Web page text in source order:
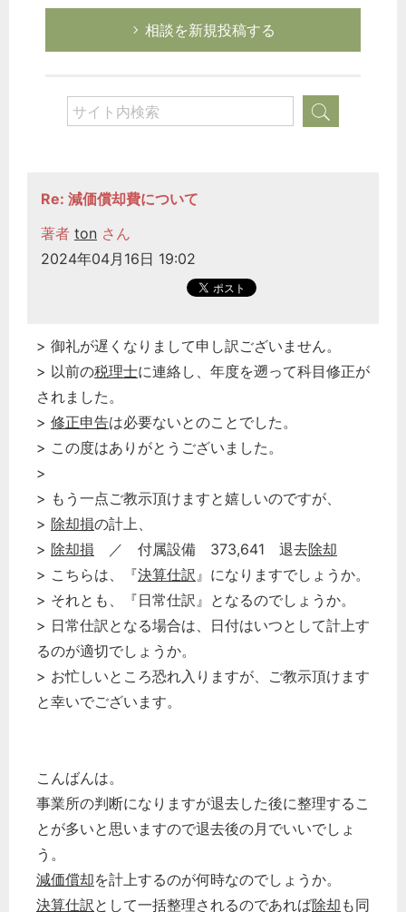
相談を新規投稿する
Re: 減価償却費について
著者 ton さん
2024年04月16日 19:02
> 御礼が遅くなりまして申し訳ございません。
> 以前の税理士に連絡し、年度を遡って科目修正が
されました。
> 修正申告は必要ないとのことでした。
> この度はありがとうございました。
>
> もう一点ご教示頂けますと嬉しいのですが、
> 除却損の計上、
> 除却損 ／ 付属設備 373,641 退去除却
> こちらは、『決算仕訳 』になりますでしょうか。
> それとも、『日常仕訳』となるのでしょうか。
> 日常仕訳となる場合は、日付はいつとして計上す
るのが適切でしょうか。
> お忙しいところ恐れ入りますが、ご教示頂けます
と幸いでございます。
こんばんは。
事業所の判断になりますが退去した後に整理するこ
とが多いと思いますので退去後の月でいいでしょ
う。
減価償却を計上するのが何時なのでしょうか。
決算仕訳 として一括整理されるのであれば除却 も同